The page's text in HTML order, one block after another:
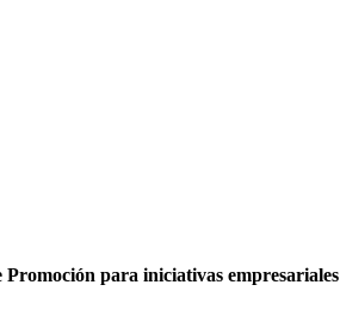
para iniciativas empresariales